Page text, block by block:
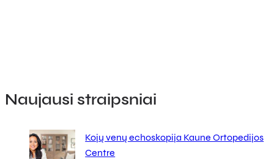
Naujausi straipsniai
Kojų venų echoskopija Kaune Ortopedijos
Centre